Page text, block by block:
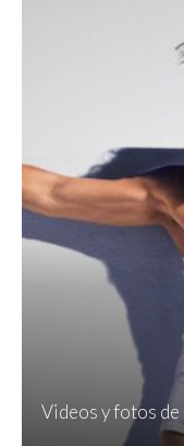
Videos y fotos